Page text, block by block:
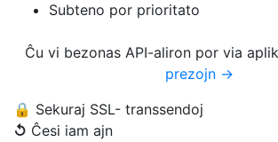
Subteno por prioritato
Ĉu vi bezonas API-aliron por via
prezojn →
🔒 Sekuraj SSL- transsendoj
↺ Ĉesi iam ajn